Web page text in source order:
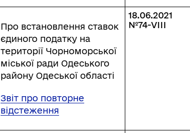
Про встановлення ставок
єдиного податку на
території Чорноморської
міської ради Одеського
району Одеської області
Звіт про повторне
відстеження
18.06.2021
№74-VIІІ